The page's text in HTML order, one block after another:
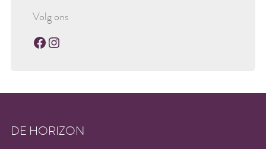
Volg ons
Facebook Instagram
DE HORIZON